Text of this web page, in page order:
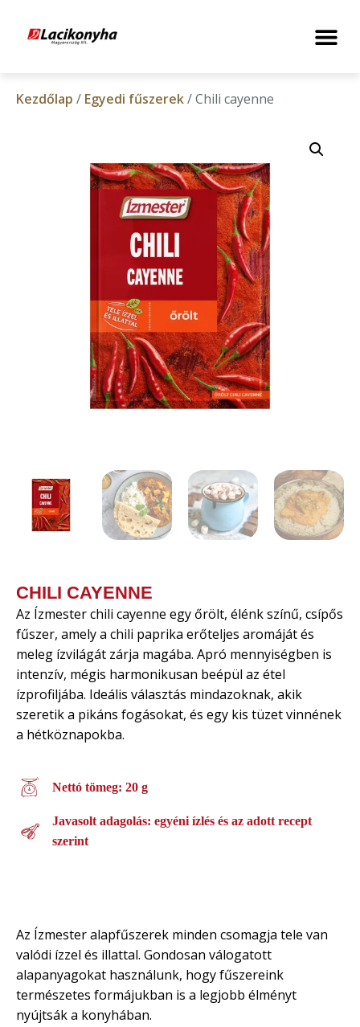
Kezdőlap / Egyedi fűszerek/ Chili cayenne
CHILI CAYENNE
Az Ízmester chili cayenne egy őrölt, élénk színű, csípős
fűszer, amely a chili paprika erőteljes aromáját és
meleg ízvilágát zárja magába. Apró mennyiségben is
intenzív, mégis harmonikusan beépül az étel
ízprofiljába. Ideális választás mindazoknak, akik
szeretik a pikáns fogásokat, és egy kis tüzet vinnének
a hétköznapokba.
Nettó tömeg: 20 g
Javasolt adagolás: egyéni ízlés és az adott recept
szerint
Az Ízmester alapfűszerek minden csomagja tele van
valódi ízzel és illattal. Gondosan válogatott
alapanyagokat használunk, hogy fűszereink
természetes formájukban is a legjobb élményt
nyújtsák a konyhában.